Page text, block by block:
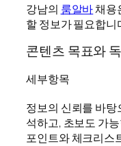
강남의 룸알바채용
할 정보가 필요합니
콘텐츠 목표와
세부항목
정보의 신뢰를 바탕
석하고, 초보도 가
포인트와 체크리스